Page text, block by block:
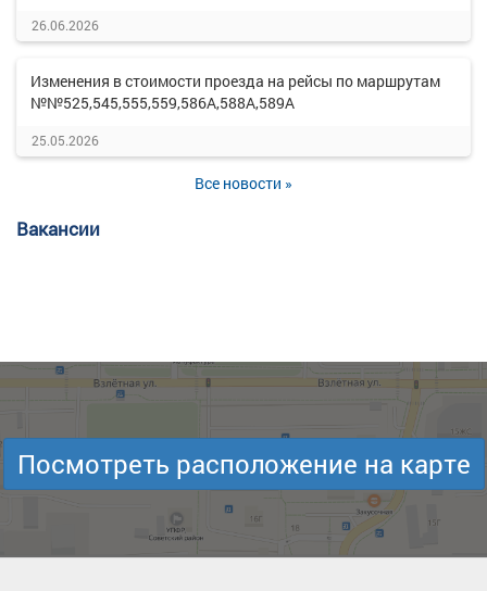
26.06.2026
Изменения в стоимости проезда на рейсы по маршрутам
№№525,545,555,559,586А,588А,589А
25.05.2026
Все новости »
Вакансии
Посмотреть расположение на карте